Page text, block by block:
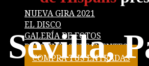
NUEVA GIRA 2021
EL DISCO
GALERÍA DE FOTOS
PREGUNTAS FRECUENTES
COMPRA TUS ENTRADAS
Sevilla,